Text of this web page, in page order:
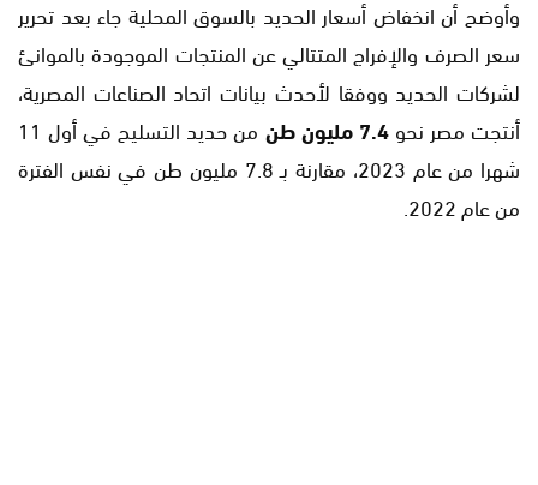
وأوضح أن انخفاض أسعار الحديد بالسوق المحلية جاء بعد تحرير
سعر الصرف والإفراج المتتالي عن المنتجات الموجودة بالموانئ
لشركات الحديد ووفقا لأحدث بيانات اتحاد الصناعات المصرية،
أنتجت مصر نحو7.4 مليون طن
من حديد التسليح في أول 11
شهرا من عام 2023، مقارنة بـ 7.8 مليون طن في نفس الفترة
من عام 2022.